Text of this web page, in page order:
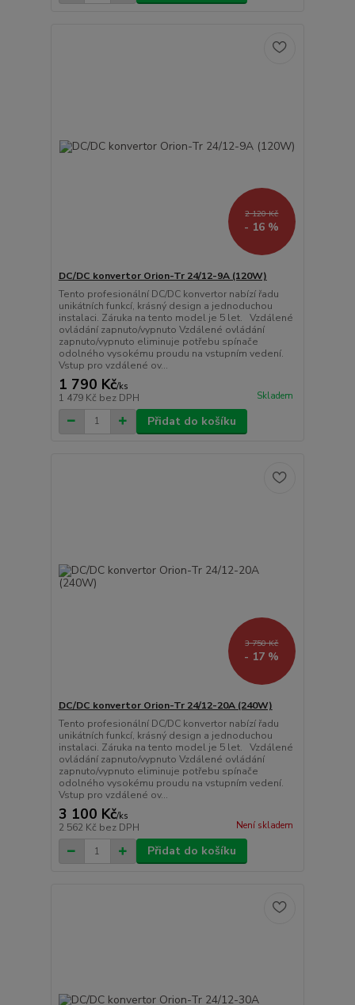
2 120 Kč
- 16 %
DC/DC konvertor Orion-Tr 24/12-9A (120W)
Tento profesionální DC/DC konvertor nabízí řadu
unikátních funkcí, krásný design a jednoduchou
instalaci. Záruka na tento model je 5 let. Vzdálené
ovládání zapnuto/vypnuto Vzdálené ovládání
zapnuto/vypnuto eliminuje potřebu spínače
odolného vysokému proudu na vstupním vedení.
Vstup pro vzdálené ov...
1 790 Kč/ks
1 479 Kč bez DPH Skladem
Přidat do košíku
3 750 Kč
- 17 %
DC/DC konvertor Orion-Tr 24/12-20A (240W)
Tento profesionální DC/DC konvertor nabízí řadu
unikátních funkcí, krásný design a jednoduchou
instalaci. Záruka na tento model je 5 let. Vzdálené
ovládání zapnuto/vypnuto Vzdálené ovládání
zapnuto/vypnuto eliminuje potřebu spínače
odolného vysokému proudu na vstupním vedení.
Vstup pro vzdálené ov...
3 100 Kč/ks
2 562 Kč bez DPH Není skladem
Přidat do košíku